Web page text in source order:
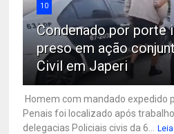
10
Condenado por porte
preso em ação
Civil em Japeri
Homem com mandado expedido
Penais foi localizado após
delegacias Policiais civis da 6...